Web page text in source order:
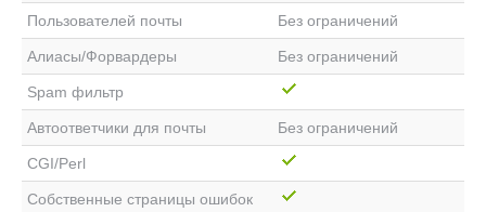
Пользователей почты Без ограничений
Алиасы/Форвардеры Без ограничений
Spam фильтр
Автоответчики для почты Без ограничений
CGI/Perl
Собственные страницы ошибок